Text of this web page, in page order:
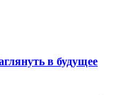
в будущее